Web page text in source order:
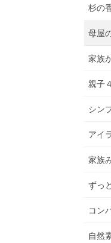
杉の
母屋
家族
親子
シン
アイ
家族
ずっ
コン
自然